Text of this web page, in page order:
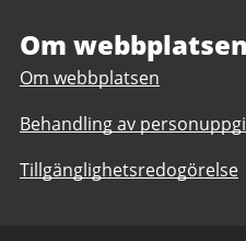
2-
anpassad
grundskola
9
Om webbplatsen
Om webbplatsen
Behandling av
Tillgänglighetsredogörelse